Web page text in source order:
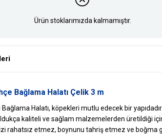
Ürün stoklarımızda kalmamıştır.
Bağlama Halatı Çelik 3 m
Halatı, köpekleri mutlu edecek bir
kaliteli ve sağlam malzemelerden üretildiği
rahatsız etmez, boynunu tahriş etmez ve boğma